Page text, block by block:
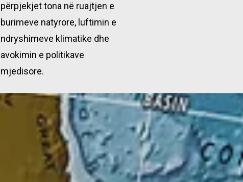
përpjekjet tona në ruajtjen e
burimeve natyrore, luftimin e
ndryshimeve klimatike dhe
avokimin e politikave
mjedisore.